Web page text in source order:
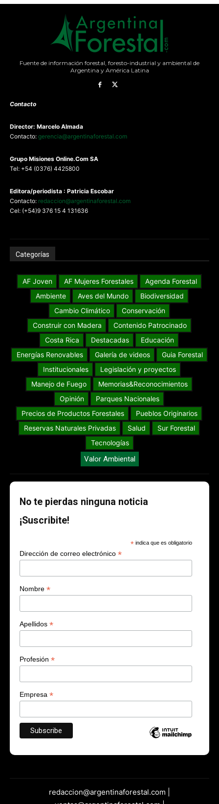
Fuente de información forestal, foresto-industrial y ambiental de
Argentina y América Latina
Contacto
Director: Marcelo Almada
Contacto: gerencia@argentinaforestal.com
Grupo Misiones Online.Com SA
Tel: +54 (0376) 4425800
Editora/periodista : Patricia Escobar
Contacto: redaccion@argentinaforestal.com
Cel: (+54)9 376 15 4 131636
Categorías
AF Joven AF Mujeres Forestales
Agenda Forestal
Ambiente
Aves del Mundo
Biodiversidad
Cambio Climático
Conservación
Construir con Madera
Contenido Patrocinado
Costa Rica
Destacadas
Educación
Energías Renovables
Galería de videos
Guia Forestal
Institucionales
Legislación y proyectos
Manejo de Fuego
Memorias&Reconocimientos
Opinión
Parques Nacionales
Precios de Productos Forestales
Pueblos Originarios
Reservas Naturales Privadas
Salud
Sur Forestal
Tecnologías
Valor Ambiental
No te pierdas ninguna noticia
¡Suscribite!
* indica que es obligatorio
Dirección de correo electrónico *
Nombre *
Apellidos *
Profesión *
Empresa *
redaccion@argentinaforestal.com |